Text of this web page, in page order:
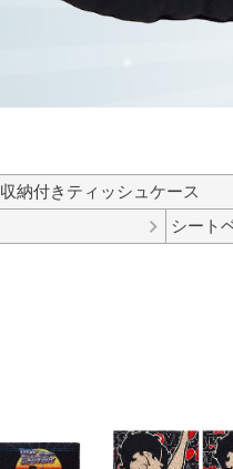
収納付きティッシュケース
シート